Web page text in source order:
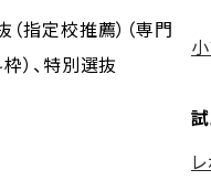
指定校推薦）（専門
）、特別選抜